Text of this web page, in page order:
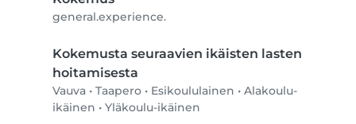
general.experience.
Kokemusta seuraavien ikäisten lasten
hoitamisesta
Vauva • Taapero • Esikoululainen • Alakoulu-
ikäinen • Yläkoulu-ikäinen